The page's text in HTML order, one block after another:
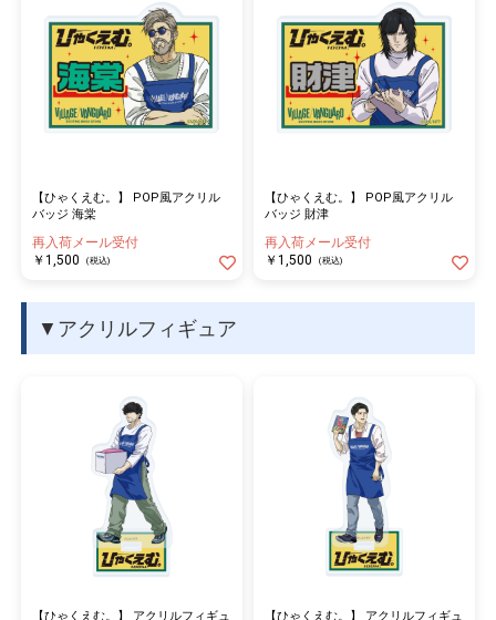
【ひゃくえむ。】 POP風アクリル
バッジ 海棠
再入荷メール受付
￥1,500
(税込)
【ひゃくえむ。】 POP風アクリル
バッジ 財津
再入荷メール受付
￥1,500
(税込)
▼アクリルフィギュア
【ひゃくえむ。】 アクリルフィギュ
【ひゃくえむ。】 アクリルフィギュ